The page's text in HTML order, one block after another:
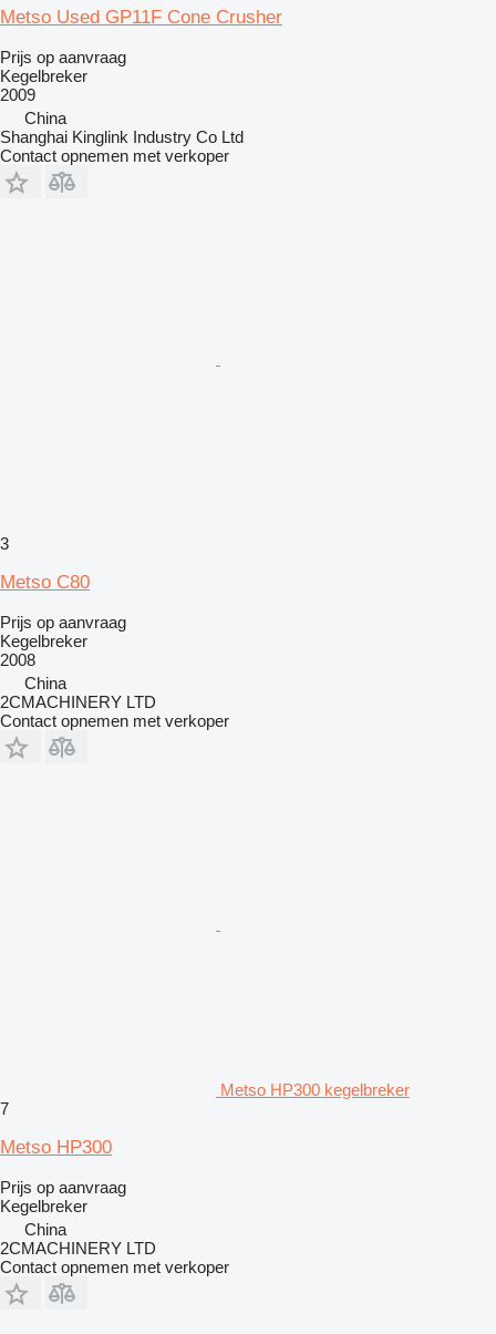
Metso Used GP11F Cone Crusher
Prijs op aanvraag
Kegelbreker
2009
China
Shanghai Kinglink Industry Co Ltd
Contact opnemen met verkoper
3
Metso C80
Prijs op aanvraag
Kegelbreker
2008
China
2CMACHINERY LTD
Contact opnemen met verkoper
Metso HP300 kegelbreker
7
Metso HP300
Prijs op aanvraag
Kegelbreker
China
2CMACHINERY LTD
Contact opnemen met verkoper